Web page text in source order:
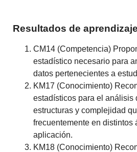
Resultados de aprendizaje
CM14 (Competencia)
estadístico necesario para
datos pertenecientes a
KM17 (Conocimiento)
estadísticos para el análisis
estructuras y complejidad
frecuentemente en distintos
aplicación.
KM18 (Conocimiento)